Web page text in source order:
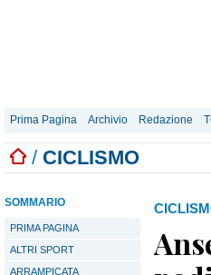
Prima Pagina Archivio Redazione
/ CICLISMO
SOMMARIO
PRIMA PAGINA
ALTRI SPORT
ARRAMPICATA